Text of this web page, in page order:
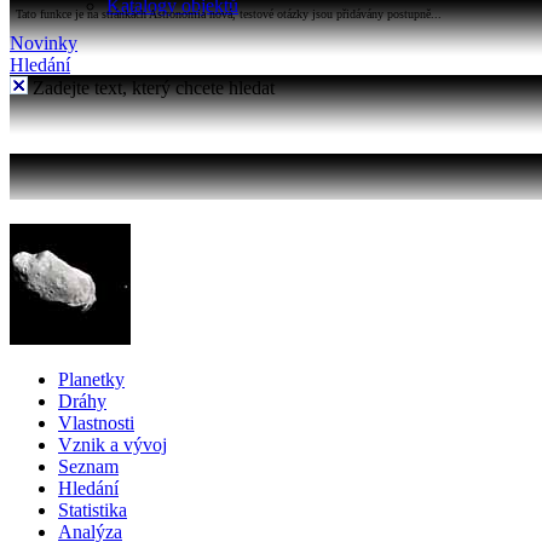
Katalogy objektů
Tato funkce je na stránkách Astronomia nová, testové otázky jsou přidávány postupně...
Novinky
Hledání
Zadejte text, který chcete hledat
Planetky
Dráhy
Vlastnosti
Vznik a vývoj
Seznam
Hledání
Statistika
Analýza